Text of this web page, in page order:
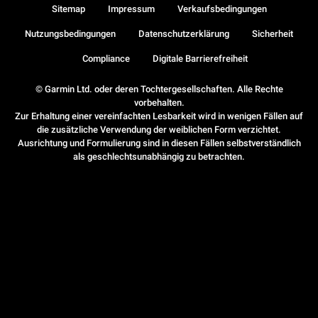
© Garmin Ltd. oder deren Tochtergesellschaften. Alle Rechte
vorbehalten.
Zur Erhaltung einer vereinfachten Lesbarkeit wird in wenigen Fällen auf
die zusätzliche Verwendung der weiblichen Form verzichtet.
Ausrichtung und Formulierung sind in diesen Fällen selbstverständlich
als geschlechtsunabhängig zu betrachten.
Sitemap Impressum Verkaufsbedingungen
Nutzungsbedingungen Datenschutzerklärung Sicherheit
Compliance Digitale Barrierefreiheit